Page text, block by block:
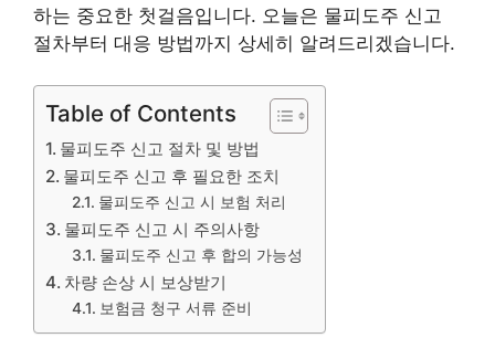
하는 중요한 첫걸음입니다. 오늘은 물피도주 신고
절차부터 대응 방법까지 상세히 알려드리겠습니다.
Table of Contents
물피도주 신고 절차 및 방법
물피도주 신고 후 필요한 조치
물피도주 신고 시 보험 처리
물피도주 신고 시 주의사항
물피도주 신고 후 합의 가능성
차량 손상 시 보상받기
보험금 청구 서류 준비